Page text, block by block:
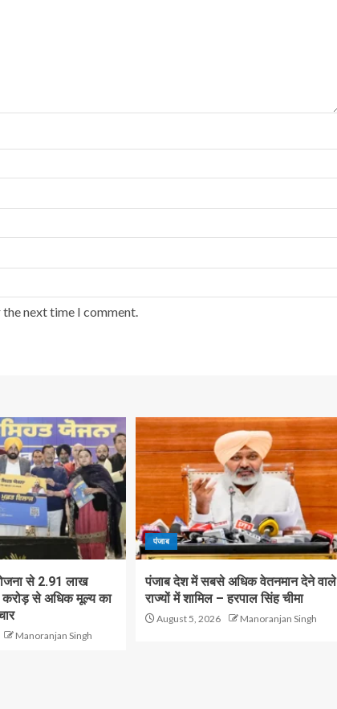
next time I comment.
से 2.91 लाख
करोड़ से अधिक मूल्य का
Manoranjan Singh
पंजाब
पंजाब देश में सबसे अधिक वेतनमान देने वाले
राज्यों में शामिल – हरपाल सिंह चीमा
August 5, 2026 Manoranjan Singh